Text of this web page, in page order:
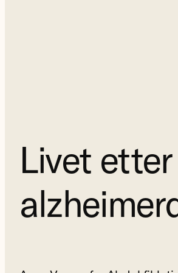
Livet etter